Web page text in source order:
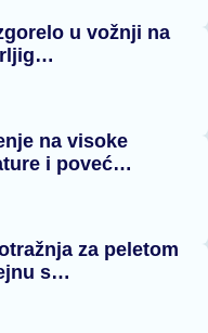
u vožnji na
na visoke
i poveć…
za peletom
s…